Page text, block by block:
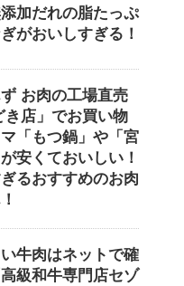
加だれの脂たっぷ
がおいしすぎる！
ず お肉の工場直売
き店」でお買い物
「もつ鍋」や「宮
安くておいしい！
るおすすめのお肉
牛肉はネットで確
級和牛専門店セゾ